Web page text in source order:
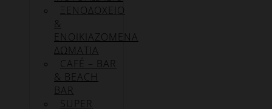
ΞΕΝΟΔΟΧΕΙΟ
&
ΕΝΟΙΚΙΑΖΟΜΕΝΑ
ΔΩΜΑΤΙΑ
CAFÉ – BAR
& BEACH
BAR
SUPER